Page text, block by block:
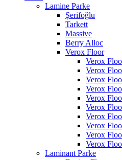
Lamine Parke
Şerifoğlu
Tarkett
Massive
Berry Alloc
Verox Floor
Verox
Verox
Verox
Verox
Verox
Verox
Verox
Verox
Verox
Verox
Laminant Parke